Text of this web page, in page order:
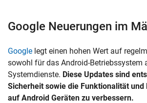
Google Neuerungen im
Google legt einen hohen Wert auf
sowohl für das Android-Betriebssystem
Systemdienste. Diese Updates sind
Sicherheit sowie die Funktionalität
auf Android Geräten zu verbessern.